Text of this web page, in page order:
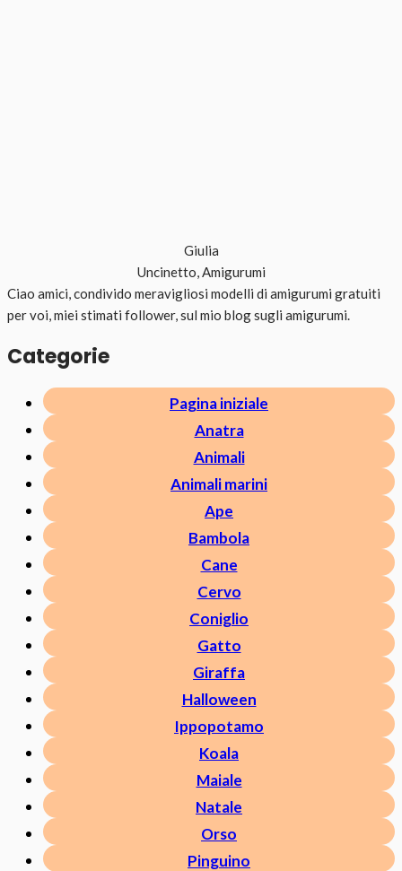
Giulia
Uncinetto, Amigurumi
Ciao amici, condivido meravigliosi modelli di amigurumi gratuiti
per voi, miei stimati follower, sul mio blog sugli amigurumi.
Categorie
Pagina iniziale
Anatra
Animali
Animali marini
Ape
Bambola
Cane
Cervo
Coniglio
Gatto
Giraffa
Halloween
Ippopotamo
Koala
Maiale
Natale
Orso
Pinguino